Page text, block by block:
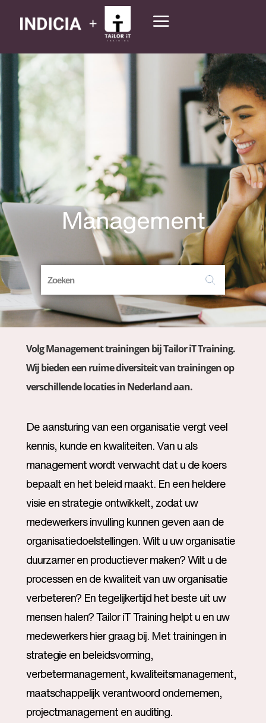
Management
Volg Management trainingen bij Tailor iT Training.
Wij bieden een ruime diversiteit van trainingen op
verschillende locaties in Nederland aan.
De aansturing van een organisatie vergt veel
kennis, kunde en kwaliteiten. Van u als
management wordt verwacht dat u de koers
bepaalt en het beleid maakt. En een heldere
visie en strategie ontwikkelt, zodat uw
medewerkers invulling kunnen geven aan de
organisatiedoelstellingen. Wilt u uw organisatie
duurzamer en productiever maken? Wilt u de
processen en de kwaliteit van uw organisatie
verbeteren? En tegelijkertijd het beste uit uw
mensen halen? Tailor iT Training helpt u en uw
medewerkers hier graag bij. Met trainingen in
strategie en beleidsvorming,
verbetermanagement, kwaliteitsmanagement,
maatschappelijk verantwoord ondernemen,
projectmanagement en auditing.